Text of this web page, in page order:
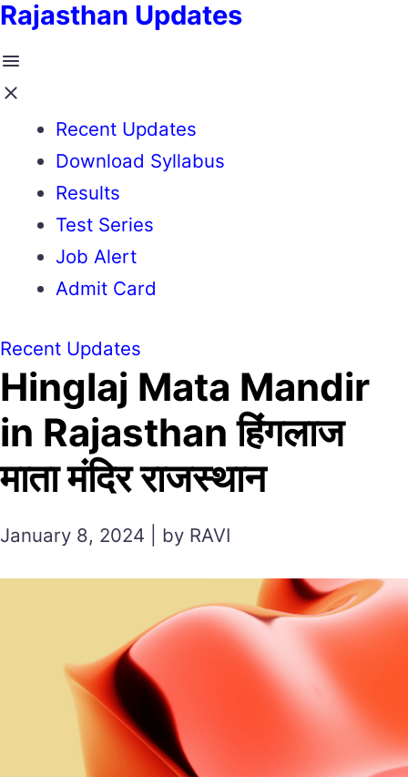
Rajasthan Updates
Recent Updates
Download Syllabus
Results
Test Series
Job Alert
Admit Card
Recent Updates
Hinglaj Mata Mandir
in Rajasthan हिंगलाज
माता मंदिर राजस्थान
January 8, 2024 | by RAVI